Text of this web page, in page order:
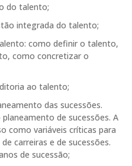
do talento;
integrada do talento;
como definir o talento,
como concretizar o
ao talento;
das sucessões.
de sucessões. A
como variáveis críticas para
carreiras e de sucessões.
de sucessão;